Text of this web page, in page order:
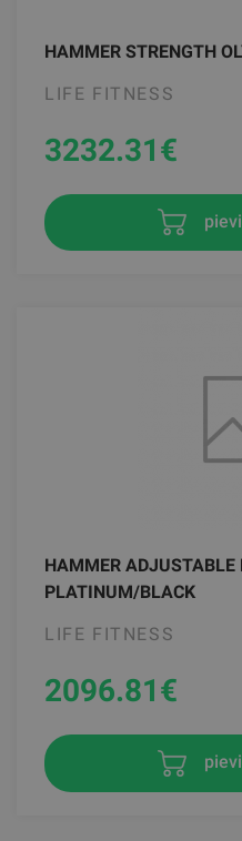
HAMMER STRENGTH
LIFE FITNESS
3232.31€
HAMMER ADJUSTABLE
PLATINUM/BLACK
LIFE FITNESS
2096.81€